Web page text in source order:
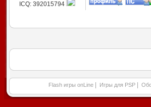
ICQ: 392015794
Flash игры onLine Игры для PSP